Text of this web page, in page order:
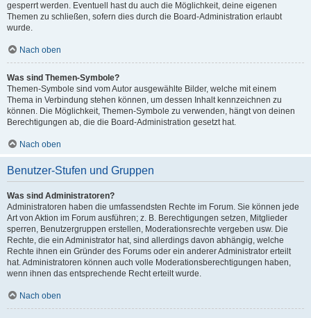
gesperrt werden. Eventuell hast du auch die Möglichkeit, deine eigenen
Themen zu schließen, sofern dies durch die Board-Administration erlaubt
wurde.
Nach oben
Was sind Themen-Symbole?
Themen-Symbole sind vom Autor ausgewählte Bilder, welche mit einem
Thema in Verbindung stehen können, um dessen Inhalt kennzeichnen zu
können. Die Möglichkeit, Themen-Symbole zu verwenden, hängt von deinen
Berechtigungen ab, die die Board-Administration gesetzt hat.
Nach oben
Benutzer-Stufen und Gruppen
Was sind Administratoren?
Administratoren haben die umfassendsten Rechte im Forum. Sie können jede
Art von Aktion im Forum ausführen; z. B. Berechtigungen setzen, Mitglieder
sperren, Benutzergruppen erstellen, Moderationsrechte vergeben usw. Die
Rechte, die ein Administrator hat, sind allerdings davon abhängig, welche
Rechte ihnen ein Gründer des Forums oder ein anderer Administrator erteilt
hat. Administratoren können auch volle Moderationsberechtigungen haben,
wenn ihnen das entsprechende Recht erteilt wurde.
Nach oben